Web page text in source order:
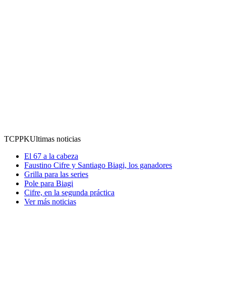
TCPPKUltimas noticias
El 67 a la cabeza
Faustino Cifre y Santiago Biagi, los ganadores
Grilla para las series
Pole para Biagi
Cifre, en la segunda práctica
Ver más noticias